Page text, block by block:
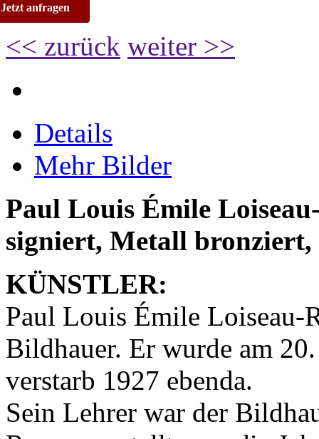
Jetzt anfragen
<< zurück weiter >>
Details
Mehr Bilder
Paul Louis Émile
signiert, Metall bronziert,
KÜNSTLER:
Paul Louis Émile Loiseau-
Bildhauer. Er wurde am
verstarb 1927 ebenda.
Sein Lehrer war der